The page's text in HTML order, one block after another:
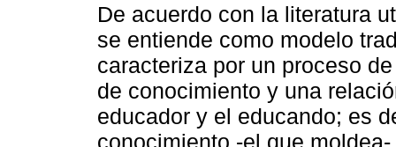
De acuerdo con la literatura
se entiende como modelo
caracteriza por un proceso
de conocimiento y una
educador y el educando; es
conocimiento -el que